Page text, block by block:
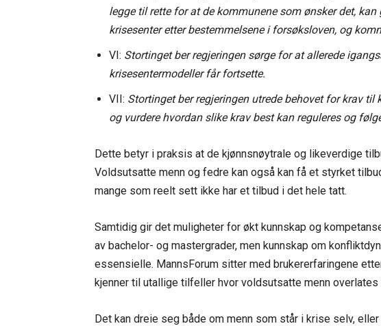
legge til rette for at de kommunene som ønsker det,
krisesenter etter bestemmelsene i forsøksloven, og
VI: Stortinget ber regjeringen sørge for at allerede
krisesentermodeller får fortsette.
VII: Stortinget ber regjeringen utrede behovet for krav til
og vurdere hvordan slike krav best kan reguleres og
Dette betyr i praksis at de kjønnsnøytrale og likeverdige
Voldsutsatte menn og fedre kan også kan få et styrket
mange som reelt sett ikke har et tilbud i det hele tatt.
Samtidig gir det muligheter for økt kunnskap og
av bachelor- og mastergrader, men kunnskap om
essensielle. MannsForum sitter med brukererfaringene
kjenner til utallige tilfeller hvor voldsutsatte menn
Det kan dreie seg både om menn som står i krise selv,